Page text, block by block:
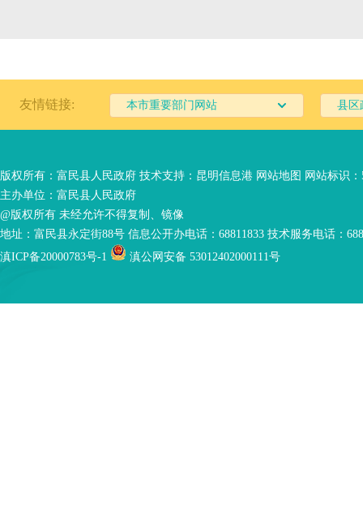
友情链接: 本市重要部门网站 县区
版权所有：富民县人民政府 技术支持： 昆明信息港 网站地图 网站标识：
主办单位：富民县人民政府
@版权所有 未经允许不得复制、镜像
地址：富民县永定街88号 信息公开办电话：68811833 技术服务电话：
滇ICP备20000783号-1
滇公网安备 53012402000111号